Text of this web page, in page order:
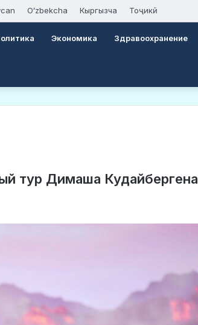
Oʻzbekcha Кыргызча Тоҷикӣ
Экономика Здравоохранение
тур Димаша Кудайбергена